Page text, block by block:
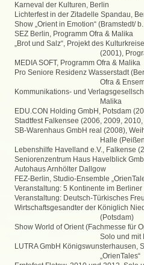
Karneval der Kulturen, Berlin
Lichterfest in der Zitadelle Spandau,
Show „Orient in Emotion“ (Bramstedt/
SEZ Berlin, Programm Ofra & Malika
„Brot und Salz“, Projekt des
(2001),
MEDIA SOFT, Programm Ofra & Malika
Pro Seniore Residenz Wasserstadt
Ofra &
Kommunikations- und
Malika
EDU.CON Holding GmbH, Potsdam
Stadtfest Falkensee (2006, 2009,
SB-Warenhaus GmbH real (2008),
Halle
Lebenshilfe Havelland e.V., Falkense
Seniorenzentrum Haus Havelblick
Autohaus Arnhölter Dallgow
FEZ-Berlin, Studio-Ensemble
Veranstaltung: 5 Kontinente im Berliner
Veranstaltung: Deutsch-Türkisches
Wirtschaftsgesandter der Königlich
(Potsdam)
Show World of Orient (Fachmesse für
Solo und mit
LUTRA GmbH Königswunsterhausen,
„OrienTales“